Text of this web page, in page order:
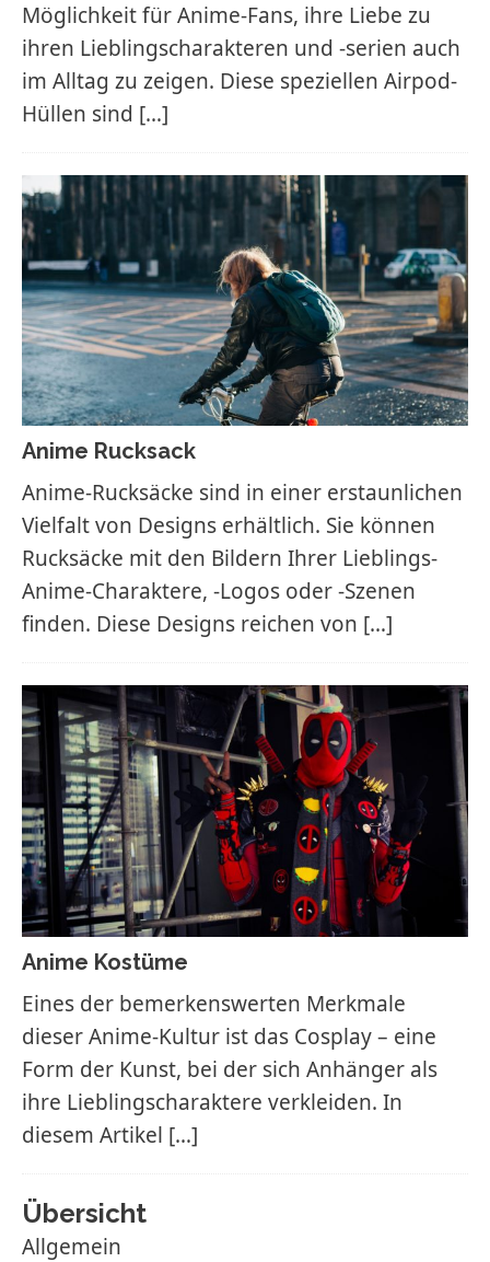
Möglichkeit für Anime-Fans, ihre Liebe zu
ihren Lieblingscharakteren und -serien auch
im Alltag zu zeigen. Diese speziellen Airpod-
Hüllen sind […]
Anime Rucksack
Anime-Rucksäcke sind in einer erstaunlichen
Vielfalt von Designs erhältlich. Sie können
Rucksäcke mit den Bildern Ihrer Lieblings-
Anime-Charaktere, -Logos oder -Szenen
finden. Diese Designs reichen von […]
Anime Kostüme
Eines der bemerkenswerten Merkmale
dieser Anime-Kultur ist das Cosplay – eine
Form der Kunst, bei der sich Anhänger als
ihre Lieblingscharaktere verkleiden. In
diesem Artikel […]
Übersicht
Allgemein